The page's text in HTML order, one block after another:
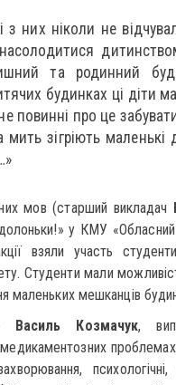
них ніколи не
та родинний
будинках ці діти
повинні про це
зігріють маленькі
мов (старший викладач
у КМУ «Обласний
взяли участь
Студенти мали
маленьких мешканців
Василь Козмачук,
проблемах
психологічні,